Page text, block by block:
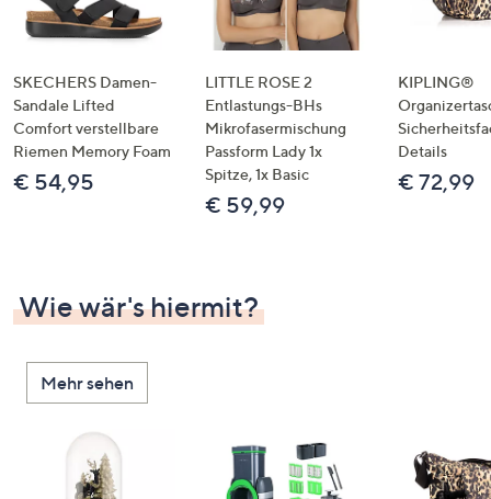
SKECHERS Damen-
Sandale Lifted
Comfort verstellbare
Riemen Memory Foam
€ 54,95
LITTLE ROSE 2
Entlastungs-BHs
Mikrofasermischung
Passform Lady 1x
Spitze, 1x Basic
€ 59,99
KIPLING®
Details
€ 72,99
Wie wär's hiermit?
Mehr sehen